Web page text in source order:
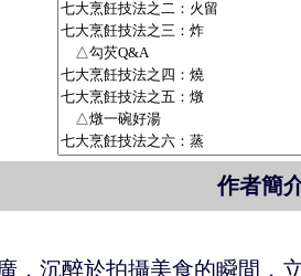
作者簡
，沉醉於拍攝美食的瞬間，